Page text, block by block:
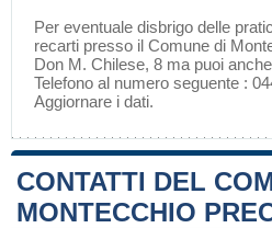
Per eventuale disbrigo delle
recarti presso il Comune di
Don M. Chilese, 8 ma puoi
Telefono al numero seguente :
Aggiornare i dati.
CONTATTI DEL
MONTECCHIO